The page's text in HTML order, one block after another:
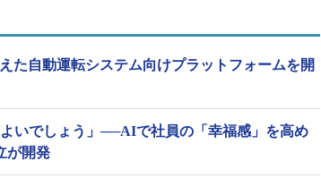
た自動運転システム向けプラットフォームを開
よいでしょう」──AIで社員の「幸福感」を高め
が開発